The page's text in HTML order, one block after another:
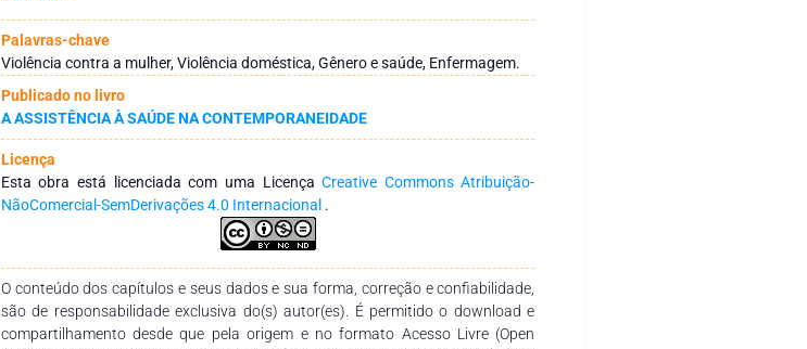
sobre assistência de enfermagem frente os casos de violência contra as
mulheres. Empregou-se a análise de conteúdo. Resultados: Participaram seis
enfermeiros, a média de idade foi 41,5 anos; a maior parte se declarou mulher
(83,3%) e (50%) eram casados. Desprendeu-se das entrevistas duas categorias,
sendo, uma relativa a percepção dos enfermeiros quanto as suas atribuições
frente aos casos de violência e a outra referente a sistematização da
assistência de enfermagem frente aos casos de violência. Conclusão: os
discursos revelaram que os profissionais detêm conhecimentos, competências
e habilidades na temática; têm sentimentos de empatia, apreensão e medo
frente as situações presenciadas, porém sentem-se preparados e dispostos a
rede referenciada de apoio para ampliar o tratamento para o âmbito
multiprofissional.
Palavras-chave
Violência contra a mulher, Violência doméstica, Gênero e saúde, Enfermagem.
Publicado no livro
A ASSISTÊNCIA À SAÚDE NA CONTEMPORANEIDADE
Licença
Esta obra está licenciada com uma LicençaCreative Commons Atribuição-
NãoComercial-SemDerivações 4.0 Internacional .
O conteúdo dos capítulos e seus dados e sua forma, correção e confiabilidade,
são de responsabilidade exclusiva do(s) autor(es). É permitido o download e
compartilhamento desde que pela origem e no formato Acesso Livre (Open